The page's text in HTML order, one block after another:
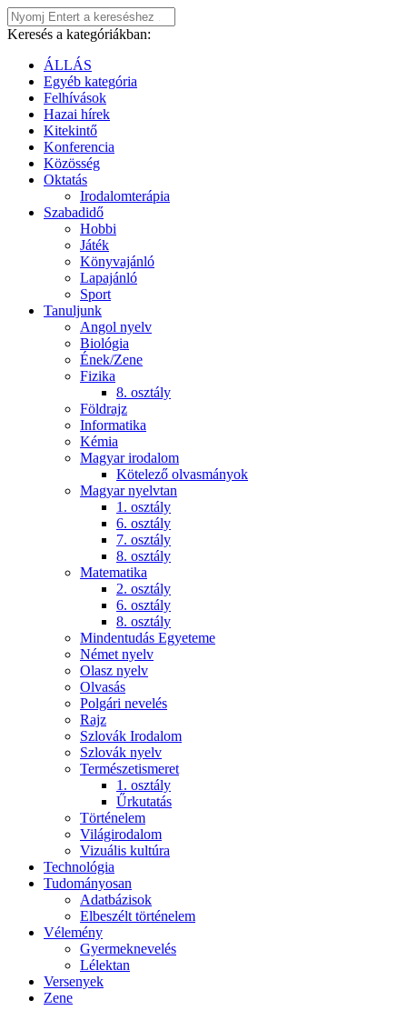
Keresés a kategóriákban:
ÁLLÁS
Egyéb kategória
Felhívások
Hazai hírek
Kitekintő
Konferencia
Közösség
Oktatás
Irodalomterápia
Szabadidő
Hobbi
Játék
Könyvajánló
Lapajánló
Sport
Tanuljunk
Angol nyelv
Biológia
Ének/Zene
Fizika
8. osztály
Földrajz
Informatika
Kémia
Magyar irodalom
Kötelező olvasmányok
Magyar nyelvtan
1. osztály
6. osztály
7. osztály
8. osztály
Matematika
2. osztály
6. osztály
8. osztály
Mindentudás Egyeteme
Német nyelv
Olasz nyelv
Olvasás
Polgári nevelés
Rajz
Szlovák Irodalom
Szlovák nyelv
Természetismeret
1. osztály
Űrkutatás
Történelem
Világirodalom
Vizuális kultúra
Technológia
Tudományosan
Adatbázisok
Elbeszélt történelem
Vélemény
Gyermeknevelés
Lélektan
Versenyek
Zene